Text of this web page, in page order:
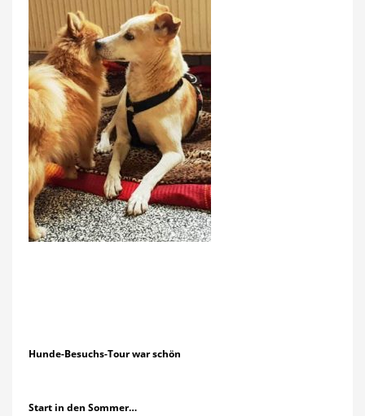
Hunde-Besuchs-Tour war schön
Start in den Sommer…